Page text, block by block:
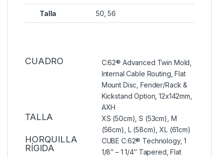
Talla 50, 56
CUADRO
C:62® Advanced Twin Mold,
Internal Cable Routing, Flat
Mount Disc, Fender/Rack &
Kickstand Option, 12x142mm,
AXH
TALLA
XS (50cm), S (53cm), M
(56cm), L (58cm), XL (61cm)
HORQUILLA
RÍGIDA
CUBE C:62® Technology, 1
1/8″ – 1 1/4″ Tapered, Flat